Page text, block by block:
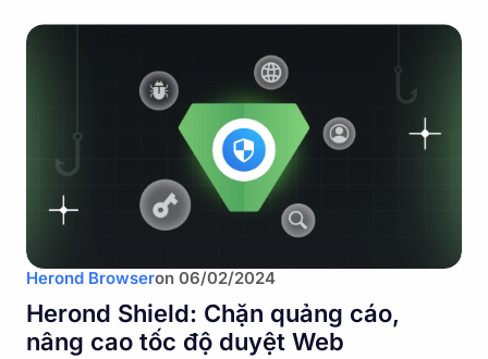
Herond Browseron 06/02/2024
Herond Shield: Chặn quảng cáo,
nâng cao tốc độ duyệt Web